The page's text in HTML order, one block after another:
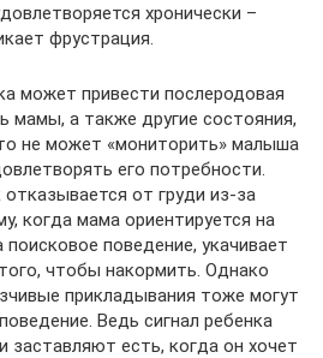
хронически –
фрустрация.
может привести послеродовая
мамы, а также другие состояния,
не может «мониторить» малыша
его потребности.
от груди из-за
когда мама ориентируется на
поисковое поведение, укачивает
чтобы накормить. Однако
прикладывания тоже могут
Ведь сигнал ребенка
заставляют есть, когда он хочет